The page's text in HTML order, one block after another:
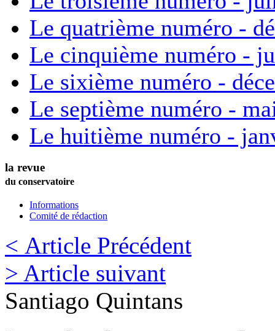
Le quatrième numéro -
Le cinquième numéro -
Le sixième numéro -
Le septième numéro -
Le huitième numéro -
la revue
du conservatoire
Informations
Comité de rédaction
< Article Précédent
> Article suivant
Santiago Quintans